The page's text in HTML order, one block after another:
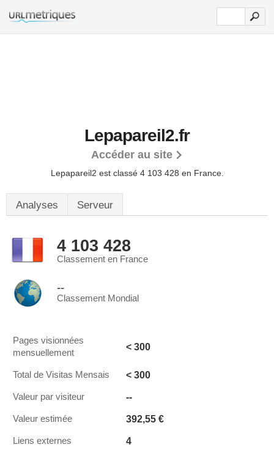
Lepapareil2.fr
Accéder au site
Lepapareil2 est classé 4 103 428 en France.
Analyses Serveur
4 103 428
Classement en France
--
Classement Mondial
Pages visionnées
mensuellement
< 300
Total de Visitas Mensais < 300
Valeur par visiteur --
Valeur estimée 392,55 €
Liens externes 4